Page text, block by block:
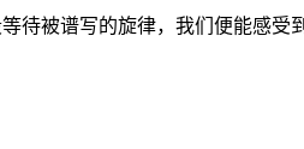
待被谱写的旋律，我们便能感受